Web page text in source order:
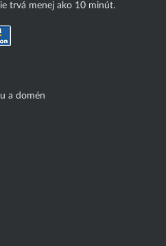
trvá menej ako 10 minút.
a domén